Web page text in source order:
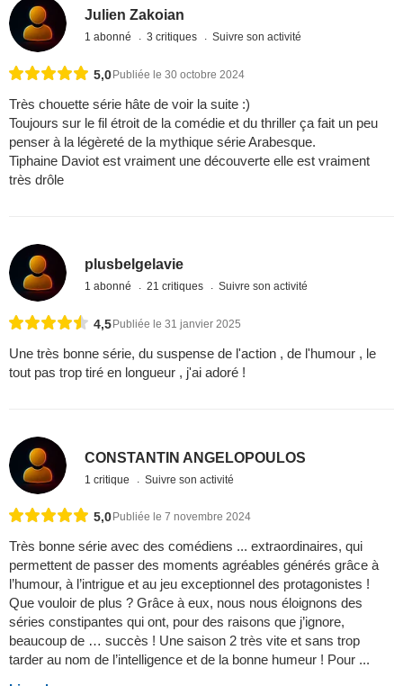
Julien Zakoian
1 abonné 3 critiques Suivre son activité
5,0Publiée le 30 octobre 2024
Très chouette série hâte de voir la suite :)
Toujours sur le fil étroit de la comédie et du thriller ça fait un peu
penser à la légèreté de la mythique série Arabesque.
Tiphaine Daviot est vraiment une découverte elle est vraiment
très drôle
plusbelgelavie
1 abonné 21 critiques Suivre son activité
4,5 Publiée le 31 janvier 2025
Une très bonne série, du suspense de l'action , de l'humour , le
tout pas trop tiré en longueur , j'ai adoré !
CONSTANTIN ANGELOPOULOS
1 critique Suivre son activité
5,0 Publiée le 7 novembre 2024
Très bonne série avec des comédiens ... extraordinaires, qui
permettent de passer des moments agréables générés grâce à
l’humour, à l’intrigue et au jeu exceptionnel des protagonistes !
Que vouloir de plus ? Grâce à eux, nous nous éloignons des
séries constipantes qui ont, pour des raisons que j’ignore,
beaucoup de … succès ! Une saison 2 très vite et sans trop
tarder au nom de l’intelligence et de la bonne humeur ! Pour ...